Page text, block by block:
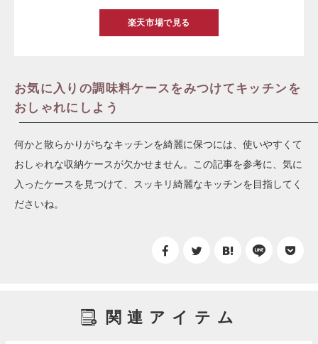
楽天市場で見る
お気に入りの調味料ケースをみつけてキッチンを
おしゃれにしよう
何かと散らかりがちなキッチンを綺麗に保つには、使いやすくて
おしゃれな収納ケースが欠かせません。この記事を参考に、気に
入ったケースを見つけて、スッキリ綺麗なキッチンを目指してく
ださいね。
関連アイテム